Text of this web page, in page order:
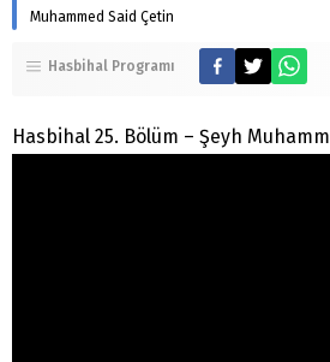
Muhammed Said Çetin
Hasbihal Programı
Hasbihal 25. Bölüm – Şeyh